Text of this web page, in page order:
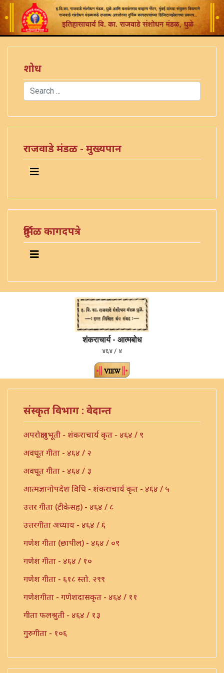
शोध
Search
राजवाडे मंडळ - मुख्यपान
दुर्मिळ कागदपत्रे
शंकराचार्य - आत्मबोध
४६४ / ४
संस्कृत विभाग : वेदान्त
अपरोक्षानुभूती - शंकराचार्य कृत - ४६४ / ९
अवधूत गीता - ४६४ / २
अवधूत गीता - ४६४ / ३
आत्मज्ञानोपदेश विधि - शंकराचार्य कृत - ४६४ / ५
उत्तर गीता (टीकेसह) - ४६४ / ८
उत्तरगीता अध्याय - ४६४ / ६
गणेश गीता (छापील) - ४६४ / ०९
गणेश गीता - ४६४ / १०
गणेश गीता - ६१८ स्तो. २९९
गणेशगीता - गणेशदासकृत - ४६४ / ११
गीता फलश्रुती - ४६४ / १३
गुरुगीता - १०६
गौडपाद उत्तरगीता व्याख्या - ४६४ / ७